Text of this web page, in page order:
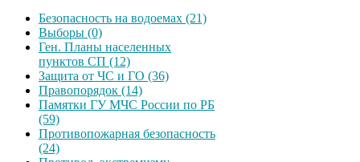
Безопасность на водоемах (21)
Выборы (0)
Ген. Планы населенных
пунктов СП (12)
Защита от ЧС и ГО (36)
Правопорядок (14)
Памятки ГУ МЧС России по РБ
(59)
Противопожарная безопасность
(24)